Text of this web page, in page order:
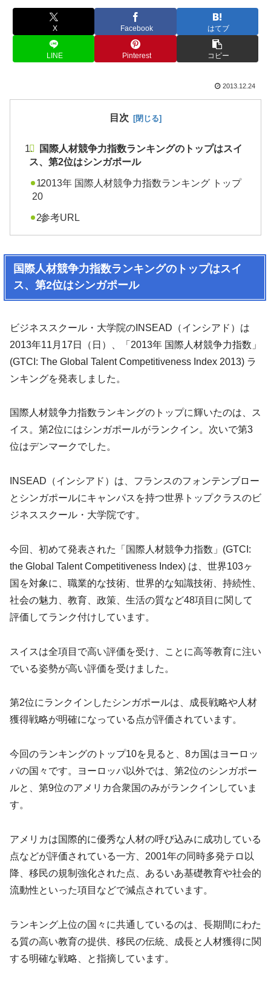
X Facebook はてブ
LINE Pinterest コピー
2013.12.24
目次
国際人材競争力指数ランキングのトップはスイ
ス、第2位はシンガポール
2013年 国際人材競争力指数ランキング トップ
20
参考URL
国際人材競争力指数ランキングのトップはスイ
ス、第2位はシンガポール
ビジネススクール・大学院のINSEAD（インシアド）は
2013年11月17日（日）、「2013年 国際人材競争力指数」
(GTCI: The Global Talent Competitiveness Index 2013) ラ
ンキングを発表しました。
国際人材競争力指数ランキングのトップに輝いたのは、ス
イス。第2位にはシンガポールがランクイン。次いで第3
位はデンマークでした。
INSEAD（インシアド）は、フランスのフォンテンブロー
とシンガポールにキャンパスを持つ世界トップクラスのビ
ジネススクール・大学院です。
今回、初めて発表された「国際人材競争力指数」(GTCI:
the Global Talent Competitiveness Index) は、世界103ヶ
国を対象に、職業的な技術、世界的な知識技術、持続性、
社会の魅力、教育、政策、生活の質など48項目に関して
評価してランク付けしています。
スイスは全項目で高い評価を受け、ことに高等教育に注い
でいる姿勢が高い評価を受けました。
第2位にランクインしたシンガポールは、成長戦略や人材
獲得戦略が明確になっている点が評価されています。
今回のランキングのトップ10を見ると、8カ国はヨーロッ
パの国々です。ヨーロッパ以外では、第2位のシンガポー
ルと、第9位のアメリカ合衆国のみがランクインしていま
す。
アメリカは国際的に優秀な人材の呼び込みに成功している
点などが評価されている一方、2001年の同時多発テロ以
降、移民の規制強化された点、あるいあ基礎教育や社会的
流動性といった項目などで減点されています。
ランキング上位の国々に共通しているのは、長期間にわた
る質の高い教育の提供、移民の伝統、成長と人材獲得に関
する明確な戦略、と指摘しています。